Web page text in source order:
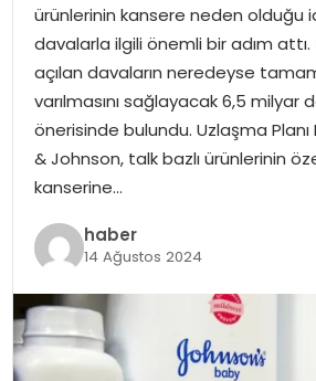
EĞITIM
OTOMOBIL
TEKNOLOJI
ürünlerinin kansere neden olduğu
davalarla ilgili önemli bir adım attı.
açılan davaların neredeyse
varılmasını sağlayacak 6,5 milyar
önerisinde bulundu. Uzlaşma
& Johnson, talk bazlı ürünlerinin
kanserine…
haber
14 Ağustos 2024